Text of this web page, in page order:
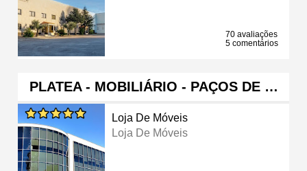
70 avaliações
5 comentários
PLATEA - MOBILIÁRIO - PAÇOS DE …
Loja De Móveis
Loja De Móveis